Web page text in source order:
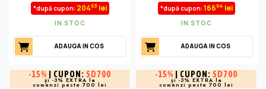
*după cupon: 20463 lei
IN STOC
ADAUGA IN COS
*după cupon: 16664 lei
IN STOC
ADAUGA IN COS
-15% | CUPON: SD700
și -3% EXTRA la
comenzi peste 700 lei
-15% | CUPON: SD700
și -3% EXTRA la
comenzi peste 700 lei